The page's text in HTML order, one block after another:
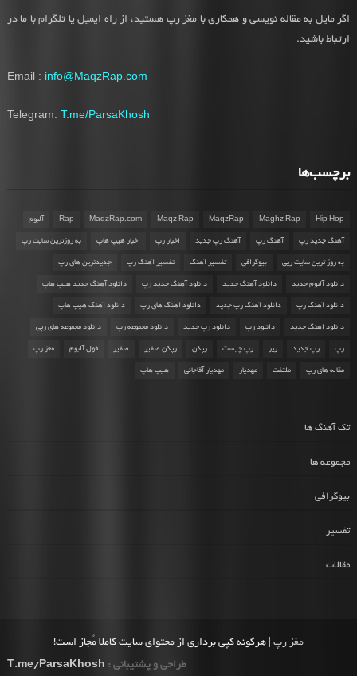
اگر مایل به مقاله نویسی و همکاری با مغز رپ هستید، از راه ایمیل یا تلگرام با ما در
ارتباط باشید.
Email : info@MaqzRap.com
Telegram: T.me/ParsaKhosh
برچسب‌ها
Hip Hop
Maghz Rap
MaqzRap
Maqz Rap
MaqzRap.com
Rap آلبوم
آهنگ جدید رپ آهنگ رپ آهنگ رپ جدید اخبار رپ اخبار هیپ هاپ به روزترین سایت رپ
به روز ترین سایت رپی بیوگرافی تفسیر آهنگ تفسیر آهنگ رپ جدیدترین های رپ
دانلود آلبوم جدید دانلود آهنگ جدید دانلود آهنگ جدید رپ دانلود آهنگ جدید هیپ هاپ
دانلود آهنگ رپ دانلود آهنگ رپ جدید دانلود آهنگ های رپ دانلود آهنگ هیپ هاپ
دانلود اهنگ جدید دانلود رپ دانلود رپ جدید دانلود مجموعه رپ دانلود مجموعه های رپی
رپ رپ جدید رپر رپ چیست رپکن رپکن صفیر صفیر فول آلبوم مغز رپ
مقاله های رپ ملتفت مهدیار مهدیار آقاجانی هیپ هاپ
تک آهنگ ها
مجموعه ها
بیوگرافی
تفسیر
مقالات
مغز رپ | هرگونه کپی برداری از محتوای سایت کاملا مُجاز است!
طراحی و پشتیبانی : T.me/ParsaKhosh